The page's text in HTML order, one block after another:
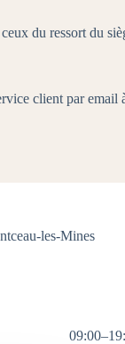
du ressort du
client par email
les-Mines